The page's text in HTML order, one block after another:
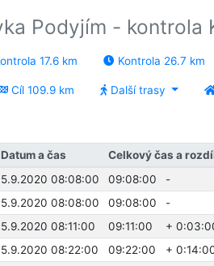
Podyjím - kontrola
17.6 km Kontrola 26.7 km
Cíl 109.9 km Další trasy
Datum a čas Celkový čas a
5.9.2020 08:08:00 09:08:00 -
5.9.2020 08:08:00 09:08:00 -
5.9.2020 08:11:00 09:11:00 +
5.9.2020 08:22:00 09:22:00 +